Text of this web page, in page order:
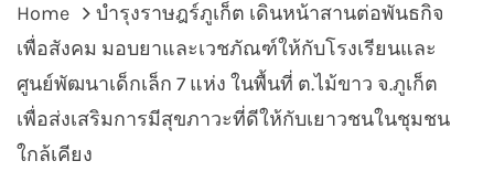
Home
บำรุงราษฎร์ภูเก็ต เดินหน้าสานต่อพันธกิจ
เพื่อสังคม มอบยาและเวชภัณฑ์ให้กับโรงเรียนและ
ศูนย์พัฒนาเด็กเล็ก 7 แห่ง ในพื้นที่ ต.ไม้ขาว จ.ภูเก็ต
เพื่อส่งเสริมการมีสุขภาวะที่ดีให้กับเยาวชนในชุมชน
ใกล้เคียง